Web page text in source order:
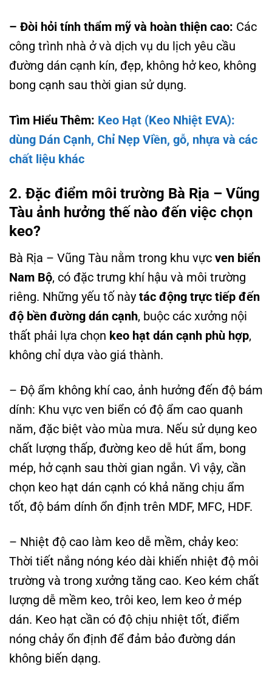
– Đòi hỏi tính thẩm mỹ và hoàn thiện cao: Các
công trình nhà ở và dịch vụ du lịch yêu cầu
đường dán cạnh kín, đẹp, không hở keo, không
bong cạnh sau thời gian sử dụng.
Tìm Hiểu Thêm: Keo Hạt (Keo Nhiệt EVA):
dùng Dán Cạnh, Chỉ Nẹp Viền, gỗ, nhựa và các
chất liệu khác
2. Đặc điểm môi trường Bà Rịa – Vũng
Tàu ảnh hưởng thế nào đến việc chọn
keo?
Bà Rịa – Vũng Tàu nằm trong khu vực ven biển
Nam Bộ, có đặc trưng khí hậu và môi trường
riêng. Những yếu tố này tác động trực tiếp đến
độ bền đường dán cạnh, buộc các xưởng nội
thất phải lựa chọn keo hạt dán cạnh phù hợp,
không chỉ dựa vào giá thành.
– Độ ẩm không khí cao, ảnh hưởng đến độ bám
dính: Khu vực ven biển có độ ẩm cao quanh
năm, đặc biệt vào mùa mưa. Nếu sử dụng keo
chất lượng thấp, đường keo dễ hút ẩm, bong
mép, hở cạnh sau thời gian ngắn. Vì vậy, cần
chọn keo hạt dán cạnh có khả năng chịu ẩm
tốt, độ bám dính ổn định trên MDF, MFC, HDF.
– Nhiệt độ cao làm keo dễ mềm, chảy keo:
Thời tiết nắng nóng kéo dài khiến nhiệt độ môi
trường và trong xưởng tăng cao. Keo kém chất
lượng dễ mềm keo, trôi keo, lem keo ở mép
dán. Keo hạt cần có độ chịu nhiệt tốt, điểm
nóng chảy ổn định để đảm bảo đường dán
không biến dạng.